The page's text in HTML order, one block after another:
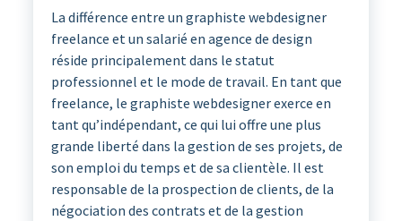
La différence entre un graphiste webdesigner
freelance et un salarié en agence de design
réside principalement dans le statut
professionnel et le mode de travail. En tant que
freelance, le graphiste webdesigner exerce en
tant qu’indépendant, ce qui lui offre une plus
grande liberté dans la gestion de ses projets, de
son emploi du temps et de sa clientèle. Il est
responsable de la prospection de clients, de la
négociation des contrats et de la gestion